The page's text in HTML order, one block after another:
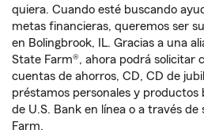
quiera. Cuando esté buscando
metas financieras, queremos ser
en Bolingbrook, IL. Gracias a una
State Farm®, ahora podrá solicitar
cuentas de ahorros, CD, CD de
préstamos personales y productos
de U.S. Bank en línea o a través
Farm.